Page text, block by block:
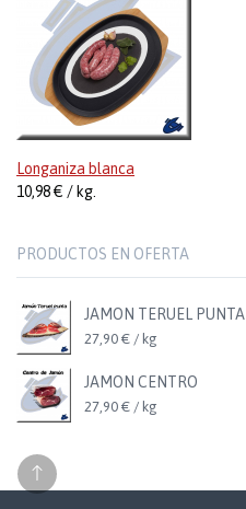
Longaniza blanca
10,98 € / kg.
PRODUCTOS EN OFERTA
JAMON TERUEL PUNTA
27,90 € / kg
JAMON CENTRO
27,90 € / kg